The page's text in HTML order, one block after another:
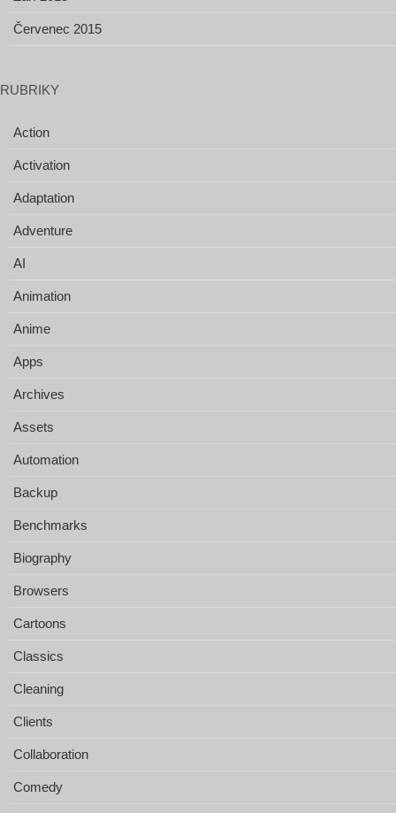
Červenec 2015
RUBRIKY
Action
Activation
Adaptation
Adventure
AI
Animation
Anime
Apps
Archives
Assets
Automation
Backup
Benchmarks
Biography
Browsers
Cartoons
Classics
Cleaning
Clients
Collaboration
Comedy